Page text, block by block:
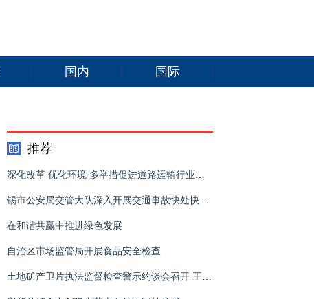
国内 国际
推荐
深化改革 优化环境 多举措促进道路运输行业降本减负
锡市公安局交管大队深入开展交通事故快处快赔及交管“12123”App推广工作会
在和谐共赢中推进绿色发展
自治区市场监管局开展食品安全检查
土地矿产卫片执法监督检查警示约谈会召开 王波出席并讲话